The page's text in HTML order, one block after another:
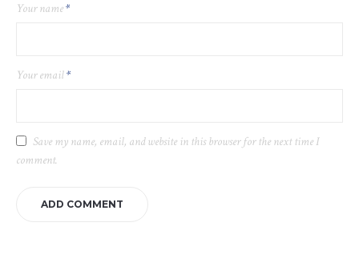
Your name*
Your email*
Save my name, email, and website in this browser for the next time I
comment.